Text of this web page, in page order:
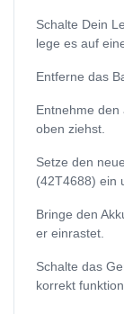
Schalte Dein
lege es auf
Entferne das
Entnehme den
oben ziehst.
Setze den
(42T4688) ein
Bringe den
er einrastet.
Schalte das
korrekt